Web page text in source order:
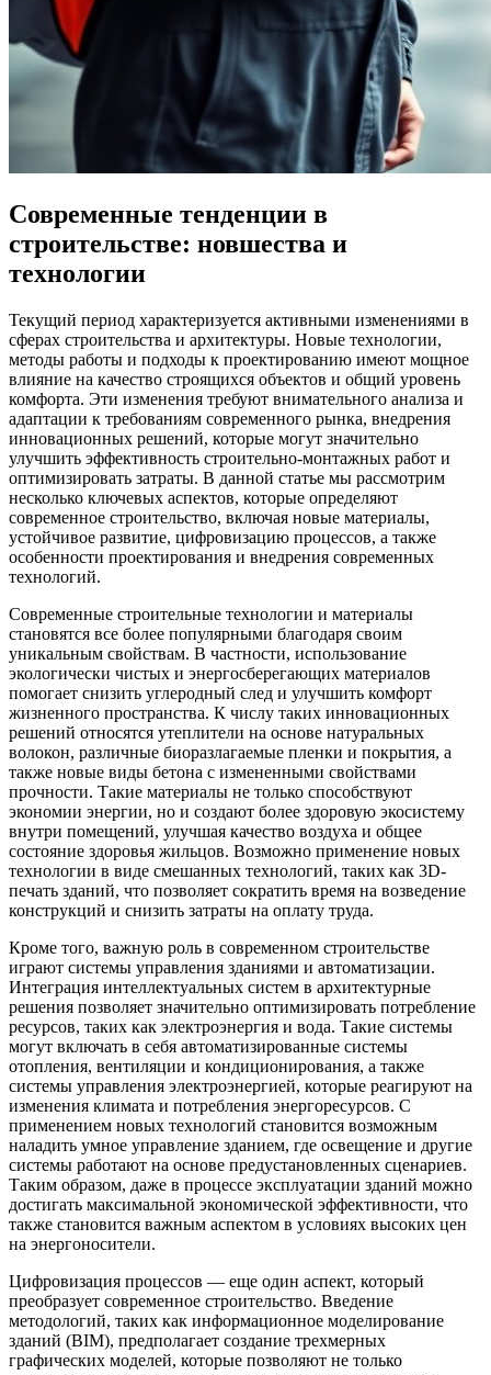
Современные тенденции в
строительстве: новшества и
технологии
Текущий период характеризуется активными изменениями в
сферах строительства и архитектуры. Новые технологии,
методы работы и подходы к проектированию имеют мощное
влияние на качество строящихся объектов и общий уровень
комфорта. Эти изменения требуют внимательного анализа и
адаптации к требованиям современного рынка, внедрения
инновационных решений, которые могут значительно
улучшить эффективность строительно-монтажных работ и
оптимизировать затраты. В данной статье мы рассмотрим
несколько ключевых аспектов, которые определяют
современное строительство, включая новые материалы,
устойчивое развитие, цифровизацию процессов, а также
особенности проектирования и внедрения современных
технологий.
Современные строительные технологии и материалы
становятся все более популярными благодаря своим
уникальным свойствам. В частности, использование
экологически чистых и энергосберегающих материалов
помогает снизить углеродный след и улучшить комфорт
жизненного пространства. К числу таких инновационных
решений относятся утеплители на основе натуральных
волокон, различные биоразлагаемые пленки и покрытия, а
также новые виды бетона с измененными свойствами
прочности. Такие материалы не только способствуют
экономии энергии, но и создают более здоровую экосистему
внутри помещений, улучшая качество воздуха и общее
состояние здоровья жильцов. Возможно применение новых
технологии в виде смешанных технологий, таких как 3D-
печать зданий, что позволяет сократить время на возведение
конструкций и снизить затраты на оплату труда.
Кроме того, важную роль в современном строительстве
играют системы управления зданиями и автоматизации.
Интеграция интеллектуальных систем в архитектурные
решения позволяет значительно оптимизировать потребление
ресурсов, таких как электроэнергия и вода. Такие системы
могут включать в себя автоматизированные системы
отопления, вентиляции и кондиционирования, а также
системы управления электроэнергией, которые реагируют на
изменения климата и потребления энергоресурсов. С
применением новых технологий становится возможным
наладить умное управление зданием, где освещение и другие
системы работают на основе предустановленных сценариев.
Таким образом, даже в процессе эксплуатации зданий можно
достигать максимальной экономической эффективности, что
также становится важным аспектом в условиях высоких цен
на энергоносители.
Цифровизация процессов — еще один аспект, который
преобразует современное строительство. Введение
методологий, таких как информационное моделирование
зданий (BIM), предполагает создание трехмерных
графических моделей, которые позволяют не только